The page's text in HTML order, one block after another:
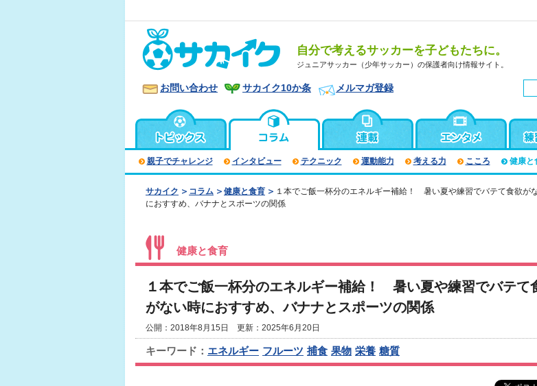
自分で考えるサッカーを子どもたちに。
ジュニアサッカー（少年サッカー）の保護者向け情報サイト。
お問い合わせ サカイク10か条 メルマガ登録
親子でチャレンジ インタビュー テクニック 運動能力 考える力 こころ 健康と
サカイク コラム 健康と食育
１本でご飯一杯分のエネルギー補給！ 暑い夏や練習でバテて食欲が
におすすめ、バナナとスポーツの関係
健康と食育
１本でご飯一杯分のエネルギー補給！ 暑い夏や練習でバテて
がない時におすすめ、バナナとスポーツの関係
公開：2018年8月15日 更新：2025年6月20日
キーワード： エネルギー フルーツ 捕食 果物 栄養 糖質